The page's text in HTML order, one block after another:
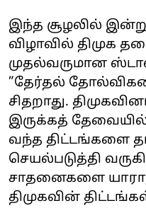
இந்த சூழலில்
விழாவில் திமுக
முதல்வருமான
”தேர்தல்
சிதறாது.
இருக்கத்
வந்த திட்டங்களை
செயல்படுத்தி
சாதனைகளை
திமுகவின்